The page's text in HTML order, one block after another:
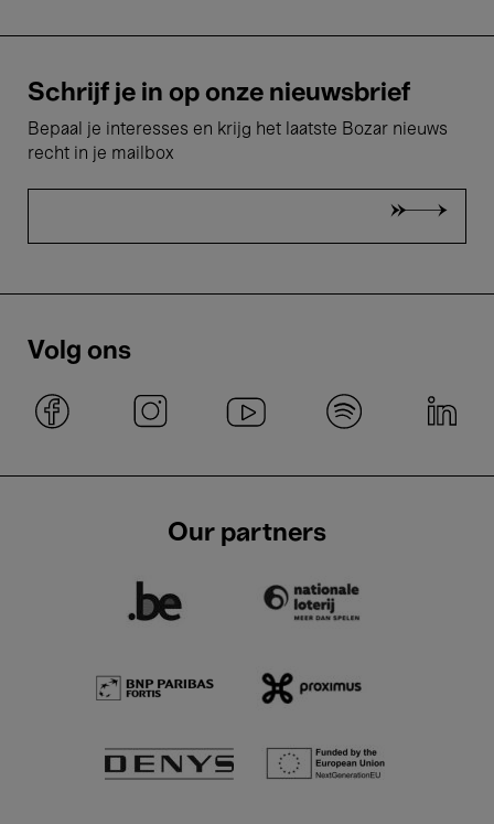
Schrijf je in op onze nieuwsbrief
Bepaal je interesses en krijg het laatste Bozar nieuws
recht in je mailbox
Volg ons
Our partners